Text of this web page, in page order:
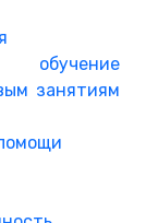
обучение
занятиям